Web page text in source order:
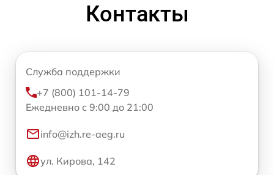
Контакты
Служба поддержки
+7 (800) 101-14-79
Ежедневно с 9:00 до 21:00
info@izh.re-aeg.ru
ул. Кирова, 142